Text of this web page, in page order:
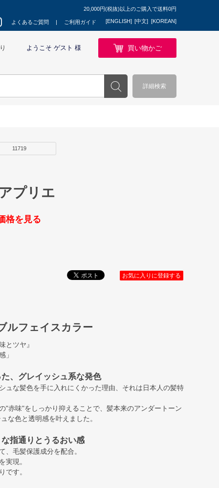
20,000円(税抜)以上のご購入で送料0円
よくあるご質問 ご利用ガイド [ENGLISH] [中文] [KOREAN]
ようこそ ゲスト 様 買い物かご
詳細検索
11719
プリエ
格を見る
お気に入りに登録する
ルフェイスカラー
とツヤ』
」
、グレイッシュ系な発色
ュな髪色を手に入れにくかった理由、それは日本人の髪特
"赤味"をしっかり抑えることで、髪本来のアンダートーン
な色と透明感を叶えました。
指通りとうるおい感
、毛髪保護成分を配合。
実現。
です。